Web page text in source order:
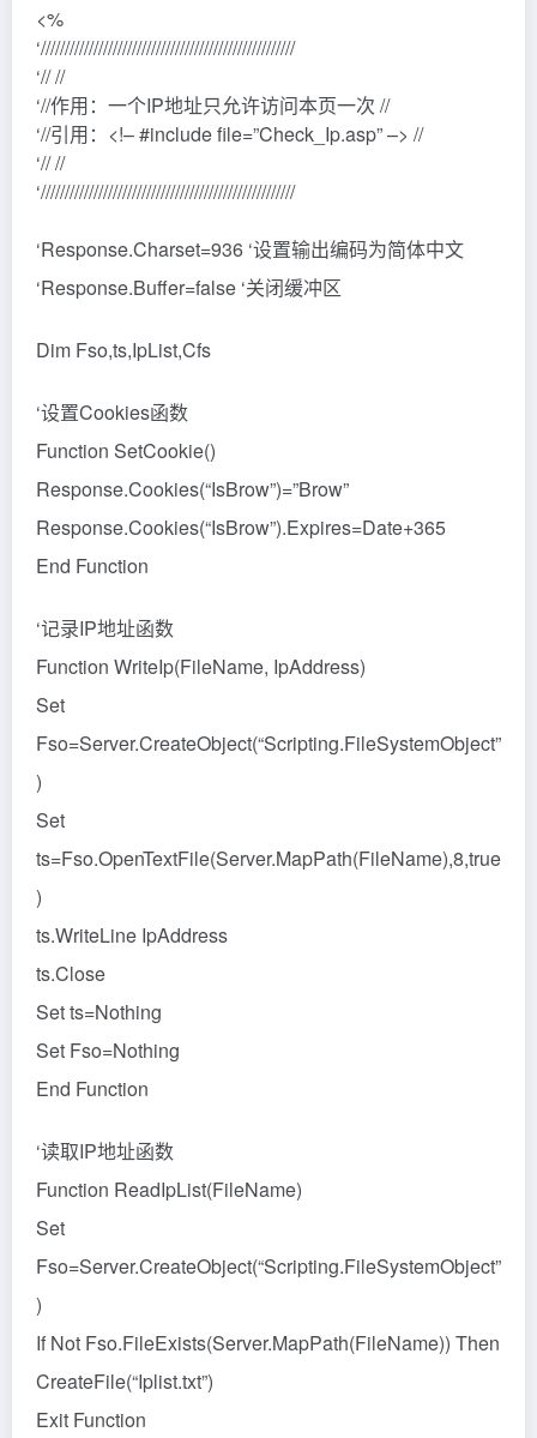
<%
‘/////////////////////////////////////////////////////
‘// //
‘//作用：一个IP地址只允许访问本页一次 //
‘//引用：<!– #include file=”Check_Ip.asp” –> //
‘// //
‘/////////////////////////////////////////////////////
‘Response.Charset=936 ‘设置输出编码为简体中文
‘Response.Buffer=false ‘关闭缓冲区
Dim Fso,ts,IpList,Cfs
‘设置Cookies函数
Function SetCookie()
Response.Cookies(“IsBrow”)=”Brow”
Response.Cookies(“IsBrow”).Expires=Date+365
End Function
‘记录IP地址函数
Function WriteIp(FileName, IpAddress)
Set
Fso=Server.CreateObject(“Scripting.FileSystemObject”
)
Set
ts=Fso.OpenTextFile(Server.MapPath(FileName),8,true
)
ts.WriteLine IpAddress
ts.Close
Set ts=Nothing
Set Fso=Nothing
End Function
‘读取IP地址函数
Function ReadIpList(FileName)
Set
Fso=Server.CreateObject(“Scripting.FileSystemObject”
)
If Not Fso.FileExists(Server.MapPath(FileName)) Then
CreateFile(“Iplist.txt”)
Exit Function